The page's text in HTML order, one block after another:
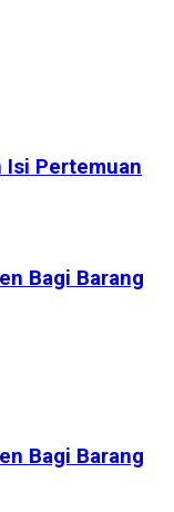
Isi Pertemuan
Bagi Barang
Bagi Barang